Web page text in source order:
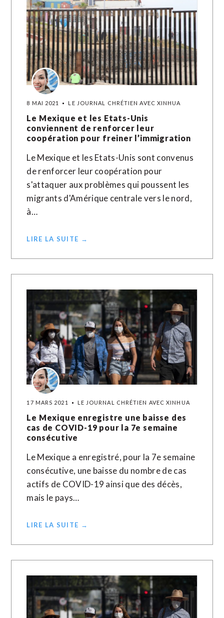
8 MAI 2021 LE JOURNAL CHRÉTIEN AVEC XINHUA
Le Mexique et les Etats-Unis
conviennent de renforcer leur
coopération pour freiner l’immigration
Le Mexique et les Etats-Unis sont convenus
de renforcer leur coopération pour
s'attaquer aux problèmes qui poussent les
migrants d'Amérique centrale vers le nord,
à…
LIRE LA SUITE →
17 MARS 2021 LE JOURNAL CHRÉTIEN AVEC XINHUA
Le Mexique enregistre une baisse des
cas de COVID-19 pour la 7e semaine
consécutive
Le Mexique a enregistré, pour la 7e semaine
consécutive, une baisse du nombre de cas
actifs de COVID-19 ainsi que des décès,
mais le pays…
LIRE LA SUITE →